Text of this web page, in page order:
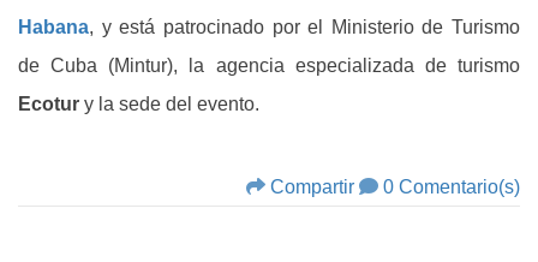
Habana, y está patrocinado por el Ministerio de Turismo
de Cuba (Mintur), la agencia especializada de turismo
Ecotur y la sede del evento.
Compartir 0 Comentario(s)